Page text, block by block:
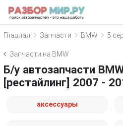
Главная Запчасти BMW 5
Запчасти на BMW
Б/у автозапчасти
[рестайлинг] 2007 -
аксессуары